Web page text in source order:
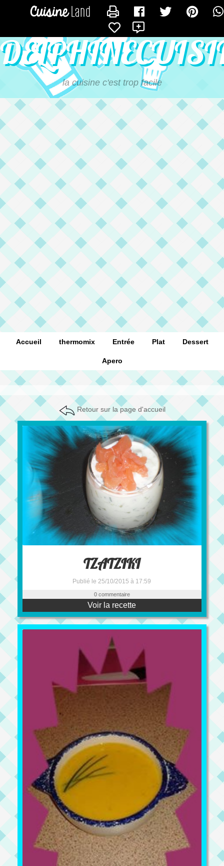
la cuisine c'est trop facile
Accueil thermomix Entrée Plat Dessert
Apero
Retour sur la page d'accueil
TZATZIKI
Publié le 25/10/2015 à 17:59
0 commentaire
Voir la recette
CONTACTER DELPHINECUISINE